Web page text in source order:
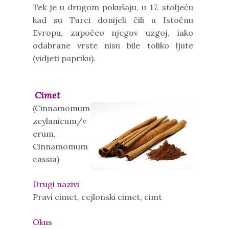
Tek je u drugom pokušaju, u 17. stoljeću
kad su Turci donijeli čili u Istočnu
Evropu, započeo njegov uzgoj, iako
odabrane vrste nisu bile toliko ljute
(vidjeti papriku).
Cimet
(Cinnamomum
zeylanicum/v
erum,
Cinnamomum
cassia)
Drugi nazivi
Pravi cimet, cejlonski cimet, cimt
Okus